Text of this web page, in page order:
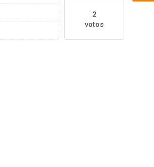
2
votos